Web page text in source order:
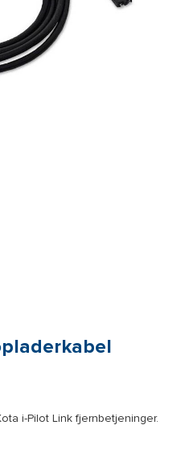
i-Pilot Link fjernbetjeninger.